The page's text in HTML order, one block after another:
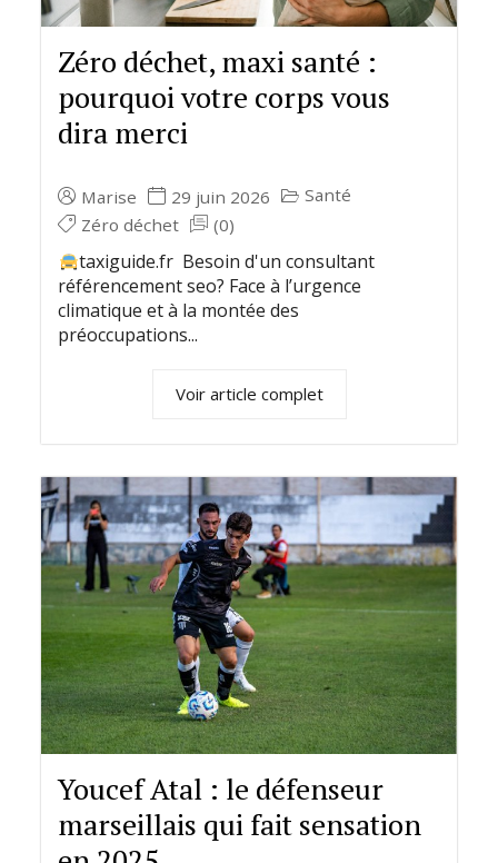
Zéro déchet, maxi santé :
pourquoi votre corps vous
dira merci
Marise 29 juin 2026
Santé
Zéro déchet
(0)
taxiguide.fr Besoin d'un consultant
référencement seo? Face à l’urgence
climatique et à la montée des
préoccupations...
Voir article complet
Youcef Atal : le défenseur
marseillais qui fait sensation